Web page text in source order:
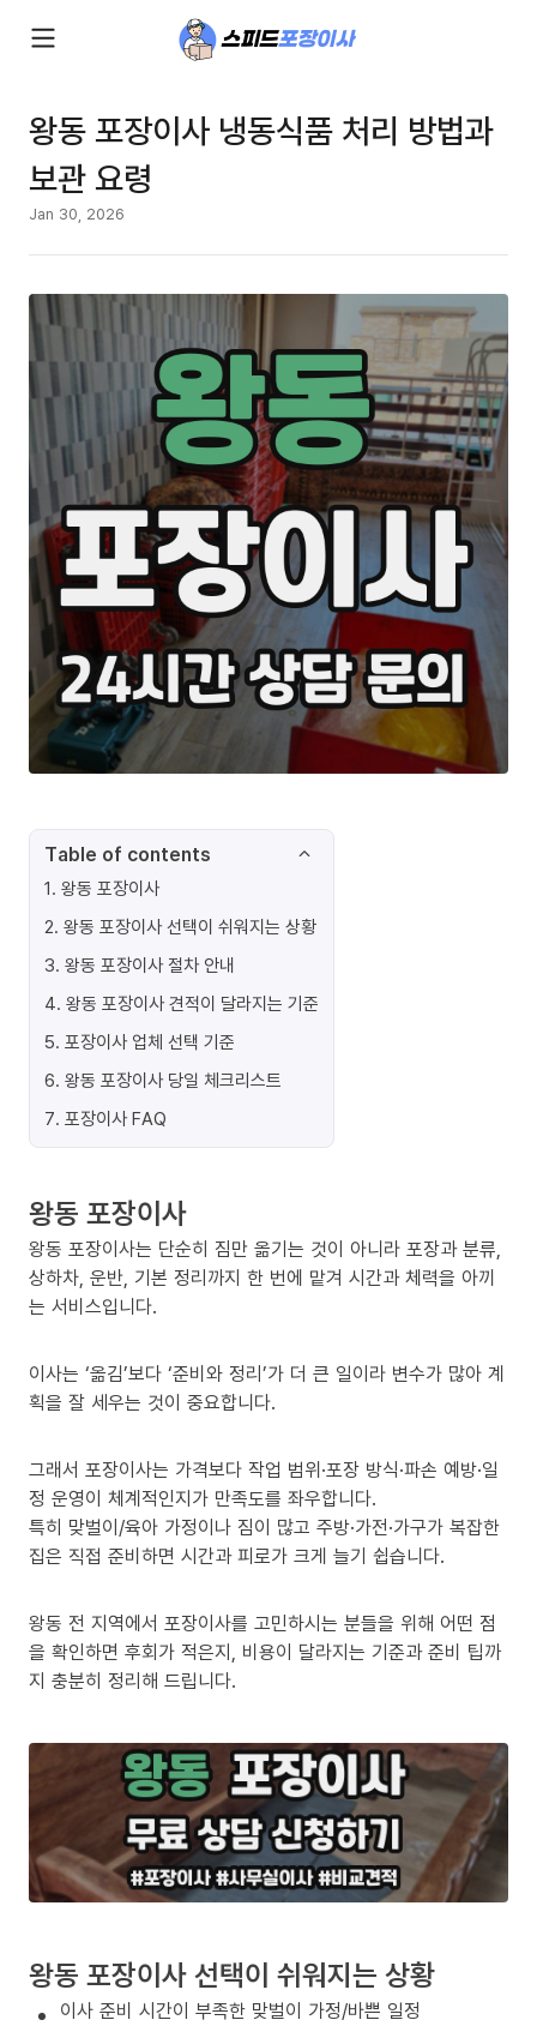
왕동 포장이사 냉동식품 처리 방법과
보관 요령
Jan 30, 2026
Table of contents
1. 왕동 포장이사
2. 왕동 포장이사 선택이 쉬워지는 상황
3. 왕동 포장이사 절차 안내
4. 왕동 포장이사 견적이 달라지는 기준
5. 포장이사 업체 선택 기준
6. 왕동 포장이사 당일 체크리스트
7. 포장이사 FAQ
왕동 포장이사
왕동 포장이사는 단순히 짐만 옮기는 것이 아니라 포장과 분류,
상하차, 운반, 기본 정리까지 한 번에 맡겨 시간과 체력을 아끼
는 서비스입니다.
이사는 ‘옮김’보다 ‘준비와 정리’가 더 큰 일이라 변수가 많아 계
획을 잘 세우는 것이 중요합니다.
그래서 포장이사는 가격보다 작업 범위·포장 방식·파손 예방·일
정 운영이 체계적인지가 만족도를 좌우합니다.
특히 맞벌이/육아 가정이나 짐이 많고 주방·가전·가구가 복잡한
집은 직접 준비하면 시간과 피로가 크게 늘기 쉽습니다.
왕동 전 지역에서 포장이사를 고민하시는 분들을 위해 어떤 점
을 확인하면 후회가 적은지, 비용이 달라지는 기준과 준비 팁까
지 충분히 정리해 드립니다.
왕동 포장이사 선택이 쉬워지는 상황
이사 준비 시간이 부족한 맞벌이 가정/바쁜 일정